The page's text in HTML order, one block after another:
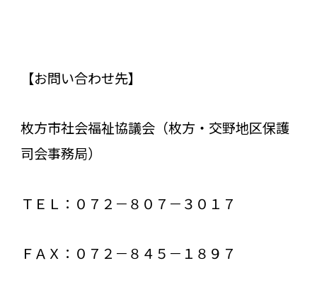
【お問い合わせ先】
枚方市社会福祉協議会（枚方・交野地区保護
司会事務局）
ＴＥＬ：０７２－８０７－３０１７
ＦＡＸ：０７２－８４５－１８９７